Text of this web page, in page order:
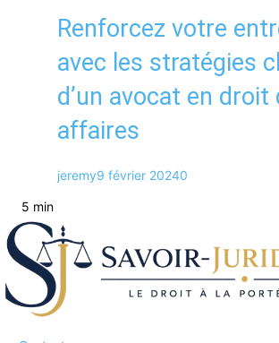
Renforcez votre
avec les stratégies
d’un avocat en droit
affaires
jeremy9 février 20240
5 min